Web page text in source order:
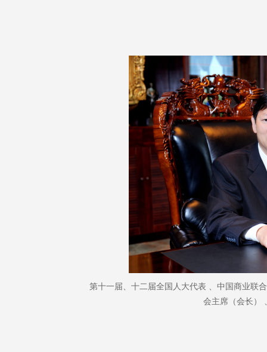
第十一届、十二届全国人大代表
、中国商业联
会主席（会长）